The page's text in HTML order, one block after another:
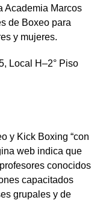
Academia Marcos
de Boxeo para
y mujeres.
Local H–2° Piso
y Kick Boxing “con
web indica que
conocidos
capacitados
grupales y de